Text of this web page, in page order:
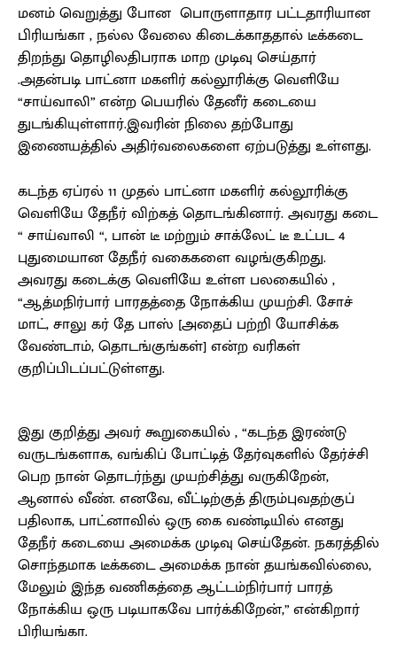
மனம் வெறுத்து போன பொருளாதார பட்டதாரியான
பிரியங்கா , நல்ல வேலை கிடைக்காததால் டீக்கடை
திறந்து தொழிலதிபராக மாற முடிவு செய்தார்
.அதன்படி பாட்னா மகளிர் கல்லூரிக்கு வெளியே
“சாய்வாலி” என்ற பெயரில் தேனீர் கடையை
துடங்கியுள்ளார்.இவரின் நிலை தற்போது
இணையத்தில் அதிர்வலைகளை ஏற்படுத்து உள்ளது.
கடந்த ஏப்ரல் 11 முதல் பாட்னா மகளிர் கல்லூரிக்கு
வெளியே தேநீர் விற்கத் தொடங்கினார். அவரது கடை
“ சாய்வாலி “, பான் டீ மற்றும் சாக்லேட் டீ உட்பட 4
புதுமையான தேநீர் வகைகளை வழங்குகிறது.
அவரது கடைக்கு வெளியே உள்ள பலகையில் ,
“ஆத்மநிர்பார் பாரதத்தை நோக்கிய முயற்சி. சோச்
மாட், சாலு கர் தே பாஸ் [அதைப் பற்றி யோசிக்க
வேண்டாம், தொடங்குங்கள்] என்ற வரிகள்
குறிப்பிடப்பட்டுள்ளது.
இது குறித்து அவர் கூறுகையில் , “கடந்த இரண்டு
வருடங்களாக, வங்கிப் போட்டித் தேர்வுகளில் தேர்ச்சி
பெற நான் தொடர்ந்து முயற்சித்து வருகிறேன்,
ஆனால் வீண். எனவே, வீட்டிற்குத் திரும்புவதற்குப்
பதிலாக, பாட்னாவில் ஒரு கை வண்டியில் எனது
தேநீர் கடையை அமைக்க முடிவு செய்தேன். நகரத்தில்
சொந்தமாக டீக்கடை அமைக்க நான் தயங்கவில்லை,
மேலும் இந்த வணிகத்தை ஆட்டம்நிர்பார் பாரத்
நோக்கிய ஒரு படியாகவே பார்க்கிறேன்,” என்கிறார்
பிரியங்கா.